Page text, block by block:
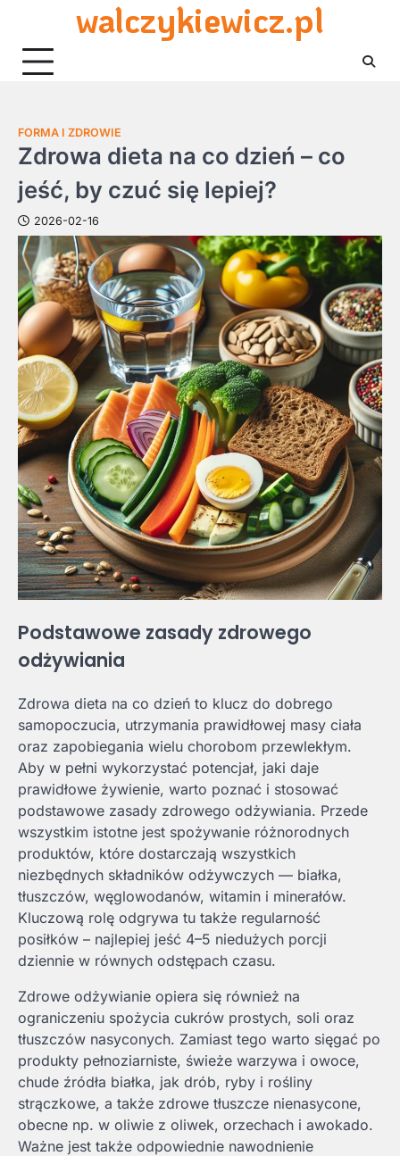
content
walczykiewicz.pl
FORMA I ZDROWIE
Zdrowa dieta na co dzień – co
jeść, by czuć się lepiej?
2026-02-16
Podstawowe zasady zdrowego
odżywiania
Zdrowa dieta na co dzień to klucz do dobrego
samopoczucia, utrzymania prawidłowej masy ciała
oraz zapobiegania wielu chorobom przewlekłym.
Aby w pełni wykorzystać potencjał, jaki daje
prawidłowe żywienie, warto poznać i stosować
podstawowe zasady zdrowego odżywiania. Przede
wszystkim istotne jest spożywanie różnorodnych
produktów, które dostarczają wszystkich
niezbędnych składników odżywczych — białka,
tłuszczów, węglowodanów, witamin i minerałów.
Kluczową rolę odgrywa tu także regularność
posiłków – najlepiej jeść 4–5 niedużych porcji
dziennie w równych odstępach czasu.
Zdrowe odżywianie opiera się również na
ograniczeniu spożycia cukrów prostych, soli oraz
tłuszczów nasyconych. Zamiast tego warto sięgać po
produkty pełnoziarniste, świeże warzywa i owoce,
chude źródła białka, jak drób, ryby i rośliny
strączkowe, a także zdrowe tłuszcze nienasycone,
obecne np. w oliwie z oliwek, orzechach i awokado.
Ważne jest także odpowiednie nawodnienie